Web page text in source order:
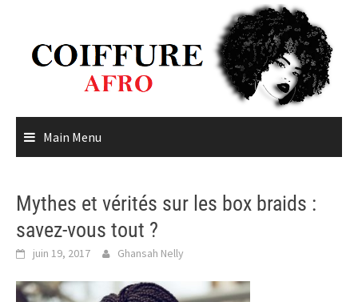
content
Main Menu
Mythes et vérités sur les box braids :
savez-vous tout ?
juin 19, 2017 Ghansah Nelly